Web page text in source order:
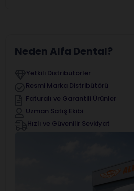
Neden Alfa Dental?
Yetkili Distribütörler
Resmi Marka Distribütörü
Faturalı ve Garantili Ürünler
Uzman Satış Ekibi
Hızlı ve Güvenilir Sevkiyat